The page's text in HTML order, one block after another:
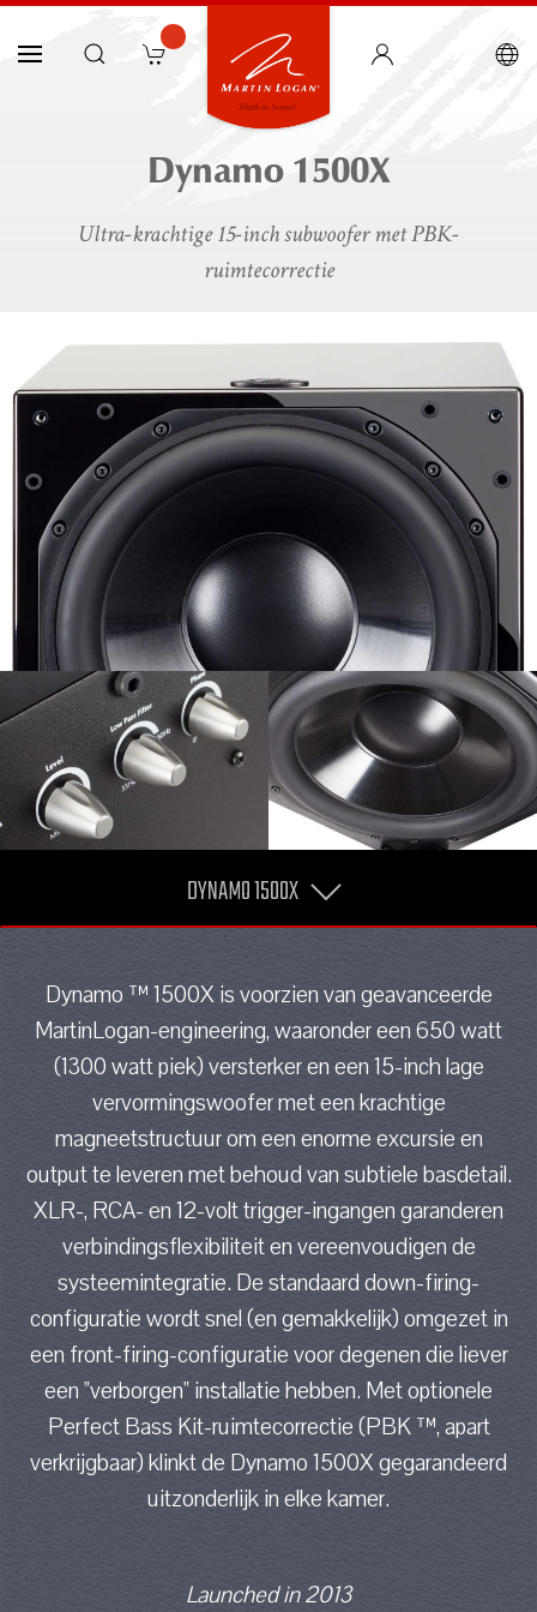
Dynamo 1500X
Ultra-krachtige 15-inch subwoofer met PBK-
ruimtecorrectie
DYNAMO 1500X
Dynamo ™ 1500X is voorzien van geavanceerde
MartinLogan-engineering, waaronder een 650 watt
(1300 watt piek) versterker en een 15-inch lage
vervormingswoofer met een krachtige
magneetstructuur om een enorme excursie en
output te leveren met behoud van subtiele basdetail.
XLR-, RCA- en 12-volt trigger-ingangen garanderen
verbindingsflexibiliteit en vereenvoudigen de
systeemintegratie. De standaard down-firing-
configuratie wordt snel (en gemakkelijk) omgezet in
een front-firing-configuratie voor degenen die liever
een "verborgen" installatie hebben. Met optionele
Perfect Bass Kit-ruimtecorrectie (PBK ™, apart
verkrijgbaar) klinkt de Dynamo 1500X gegarandeerd
uitzonderlijk in elke kamer.
Launched in 2013